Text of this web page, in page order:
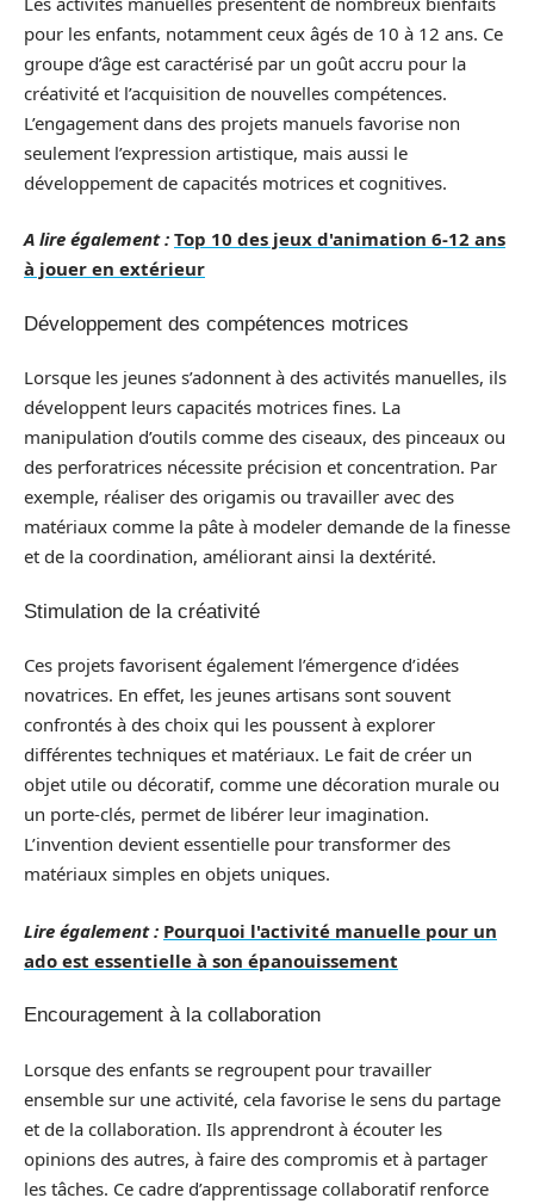
pour les enfants, notamment ceux âgés de 10 à 12 ans. Ce
groupe d’âge est caractérisé par un goût accru pour la
créativité et l’acquisition de nouvelles compétences.
L’engagement dans des projets manuels favorise non
seulement l’expression artistique, mais aussi le
développement de capacités motrices et cognitives.
A lire également : Top 10 des jeux d'animation 6-12 ans
à jouer en extérieur
Développement des compétences motrices
Lorsque les jeunes s’adonnent à des activités manuelles, ils
développent leurs capacités motrices fines. La
manipulation d’outils comme des ciseaux, des pinceaux ou
des perforatrices nécessite précision et concentration. Par
exemple, réaliser des origamis ou travailler avec des
matériaux comme la pâte à modeler demande de la finesse
et de la coordination, améliorant ainsi la dextérité.
Stimulation de la créativité
Ces projets favorisent également l’émergence d’idées
novatrices. En effet, les jeunes artisans sont souvent
confrontés à des choix qui les poussent à explorer
différentes techniques et matériaux. Le fait de créer un
objet utile ou décoratif, comme une décoration murale ou
un porte-clés, permet de libérer leur imagination.
L’invention devient essentielle pour transformer des
matériaux simples en objets uniques.
Lire également : Pourquoi l'activité manuelle pour un
ado est essentielle à son épanouissement
Encouragement à la collaboration
Lorsque des enfants se regroupent pour travailler
ensemble sur une activité, cela favorise le sens du partage
et de la collaboration. Ils apprendront à écouter les
opinions des autres, à faire des compromis et à partager
les tâches. Ce cadre d’apprentissage collaboratif renforce